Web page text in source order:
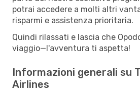
potrai accedere a molti altri
risparmi e assistenza prioritaria.
Quindi rilassati e lascia che
viaggio—l'avventura ti aspetta!
Informazioni generali su
Airlines